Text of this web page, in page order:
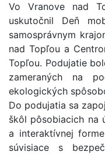
Vo Vranove nad
uskutočnil Deň
samosprávnym
nad Topľou a
Topľou. Podujatie
zameraných na
ekologických
Do podujatia sa
škôl pôsobiacich na
a interaktívnej
súvisiace s